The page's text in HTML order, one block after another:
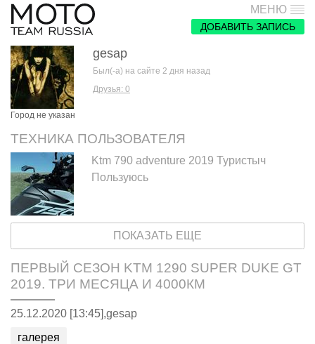
МЕНЮ
ДОБАВИТЬ ЗАПИСЬ
Город не указан
gesap
Был(-а) на сайте 2 дня назад
Друзья: 0
ТЕХНИКА ПОЛЬЗОВАТЕЛЯ
Ktm 790 adventure 2019 Туристыч
Пользуюсь
ПОКАЗАТЬ ЕЩЕ
ПЕРВЫЙ СЕЗОН KTM 1290 SUPER DUKE GT
2019. ТРИ МЕСЯЦА И 4000КМ
25.12.2020 [13:45],gesap
галерея